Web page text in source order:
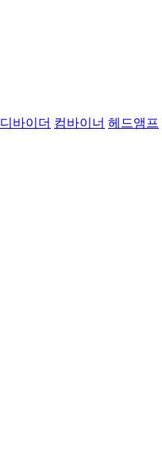
디바이더 컴바이너 헤드앰프